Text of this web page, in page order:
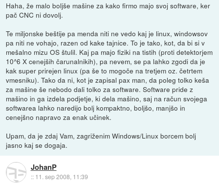
Haha, že malo boljše mašine za kako firmo majo svoj software, ker
pač CNC ni dovolj.
Te miljonske beštije pa menda niti ne vedo kaj je linux, windowsov
pa niti ne vohajo, razen od kake tajnice. To je tako, kot, da bi si v
mešalno mizu OS štulil. Kaj pa majo fiziki na tistih (proti detektorjem
10^6 X cenejših čarunalnikih), pa nevem, se pa lahko zgodi da je
kak super prirejen linux (pa še to mogoče na tretjem oz. četrtem
vmesniku). Tako da ni, kot je zapisal pax man, da poleg tolko keša
za mašine še nebodo dali tolko za software. Software pride z
mašino in ga izdela podjetje, ki dela mašino, saj na račun svojega
softwarea lahko naredijo bolj kompaktno, boljšo, manjšo in
cenejšno napravo za enak učinek.
Upam, da je zdaj Vam, zagriženim Windows/Linux borcem bolj
jasno kaj se dogaja.
JohanP
:: 11. sep 2008, 11:39